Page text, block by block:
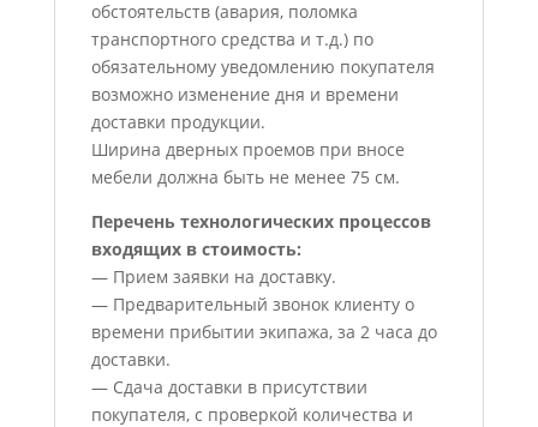
обстоятельств (авария, поломка
транспортного средства и т.д.) по
обязательному уведомлению покупателя
возможно изменение дня и времени
доставки продукции.
Ширина дверных проемов при вносе
мебели должна быть не менее 75 см.
Перечень технологических процессов
входящих в стоимость:
— Прием заявки на доставку.
— Предварительный звонок клиенту о
времени прибытии экипажа, за 2 часа до
доставки.
— Сдача доставки в присутствии
покупателя, с проверкой количества и